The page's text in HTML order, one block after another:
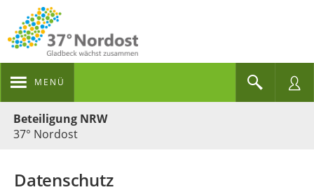
MENÜ
Beteiligung NRW
37° Nordost
Datenschutz